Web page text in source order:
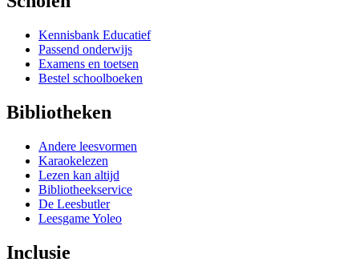
Kennisbank Educatief
Passend onderwijs
Examens en toetsen
Bestel schoolboeken
Bibliotheken
Andere leesvormen
Karaokelezen
Lezen kan altijd
Bibliotheekservice
De Leesbutler
Leesgame Yoleo
Inclusie